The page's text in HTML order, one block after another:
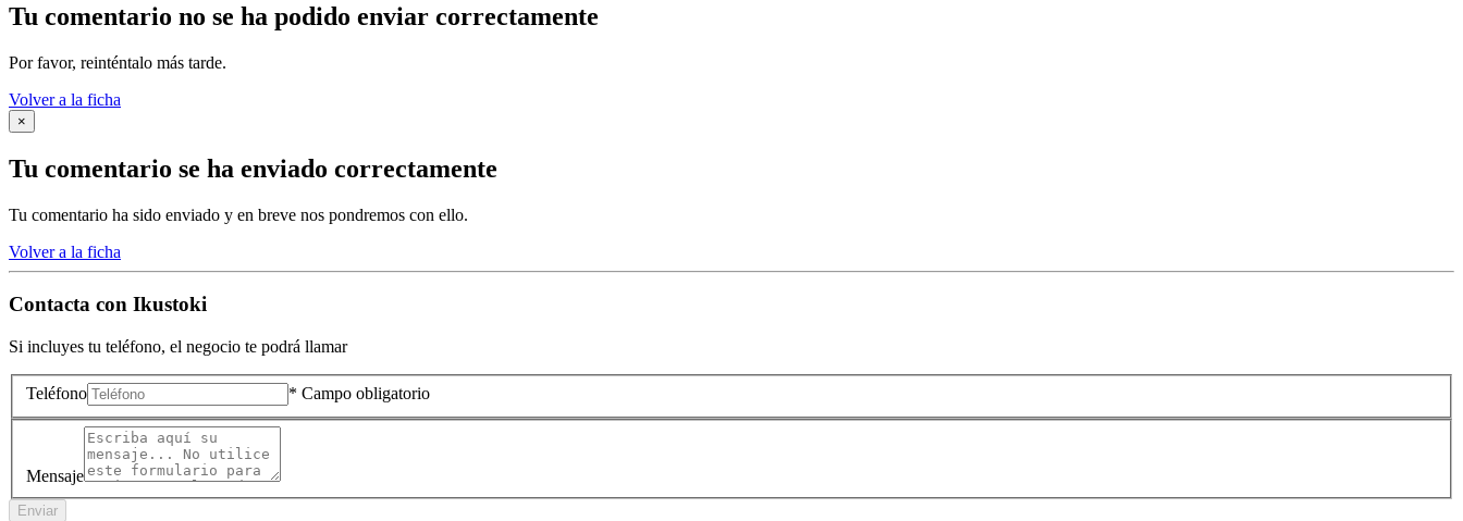
Tu comentario no se ha podido enviar correctamente
Por favor, reinténtalo más tarde.
Volver a la ficha
×
Tu comentario se ha enviado correctamente
Tu comentario ha sido enviado y en breve nos pondremos con ello.
Volver a la ficha
Contacta con Ikustoki
Si incluyes tu teléfono, el negocio te podrá llamar
Teléfono * Campo obligatorio
Mensaje
Enviar